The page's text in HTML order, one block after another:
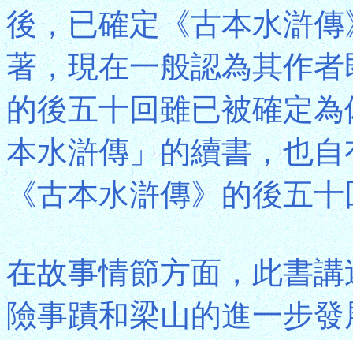
後，已確定《古本水滸
著，現在一般認為其作
的後五十回雖已被確定
本水滸傳」的續書，也
《古本水滸傳》的後五十
在故事情節方面，此書
險事蹟和梁山的進一步